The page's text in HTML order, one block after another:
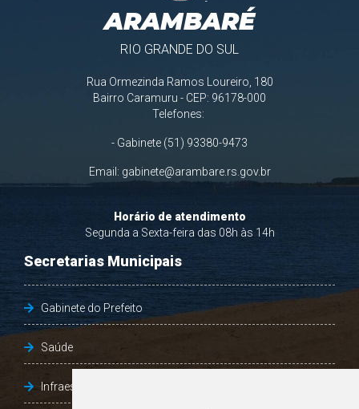
ARAMBARÉ
RIO GRANDE DO SUL
Rua Ormezinda Ramos Loureiro, 180
Bairro Caramuru - CEP: 96178-000
Telefones:
- Gabinete (51) 93380-9473
Email: gabinete@arambare.rs.gov.br
Horário de atendimento
Segunda a Sexta-feira das 08h às 14h
Secretarias Municipais
Gabinete do Prefeito
Saúde
Infraestrutura, Agricultura e Meio Ambiente